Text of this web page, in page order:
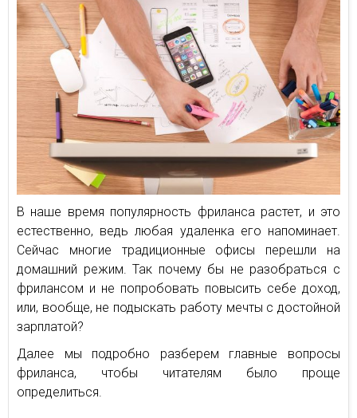
В наше время популярность фриланса растет, и это
естественно, ведь любая удаленка его напоминает.
Сейчас многие традиционные офисы перешли на
домашний режим. Так почему бы не разобраться с
фрилансом и не попробовать повысить себе доход,
или, вообще, не подыскать работу мечты с достойной
зарплатой?
Далее мы подробно разберем главные вопросы
фриланса, чтобы читателям было проще
определиться.